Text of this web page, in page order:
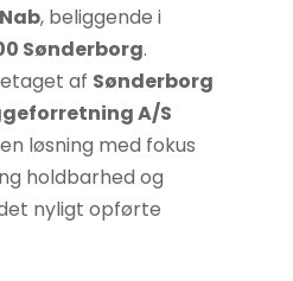
, beliggende i
Sønderborg.
af Sønderborg
A/S
løsning med fokus
holdbarhed og
nyligt opførte